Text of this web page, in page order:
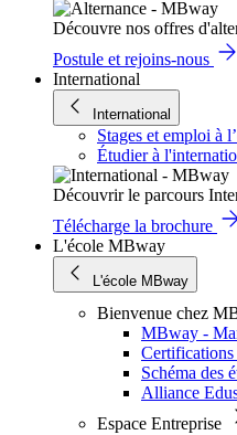
Découvre nos offres
Postule et rejoins-nous
International
International
Stages et emploi à
Étudier à
Découvrir le parcours
Télécharge la brochure
L'école MBway
L'école MBway
Bienvenue chez
MBway -
Schéma des
Alliance
Espace Entreprise